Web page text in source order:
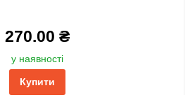
270.00 ₴
у наявності
Купити